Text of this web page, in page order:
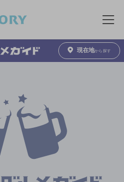
メニュ
現在地から探す